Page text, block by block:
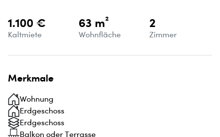
1.100 €
Kaltmiete
63 m²
Wohnfläche
2
Zimmer
Merkmale
Wohnung
Erdgeschoss
Erdgeschoss
Balkon oder Terrasse